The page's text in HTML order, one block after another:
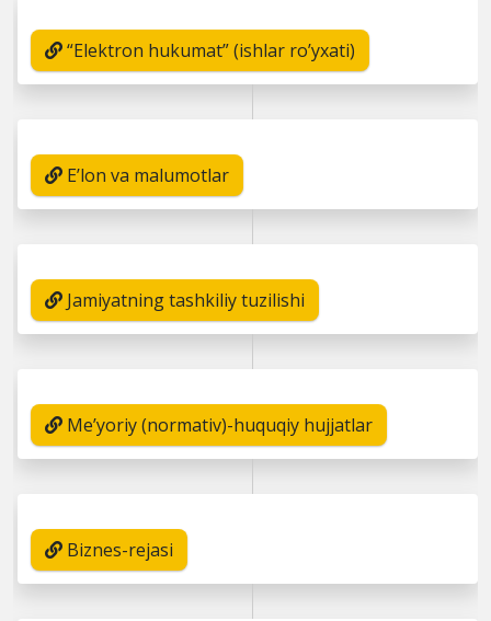
“Elektron hukumat” (ishlar ro’yxati)
E’lon va malumotlar
Jamiyatning tashkiliy tuzilishi
Me’yoriy (normativ)-huquqiy hujjatlar
Biznes-rejasi